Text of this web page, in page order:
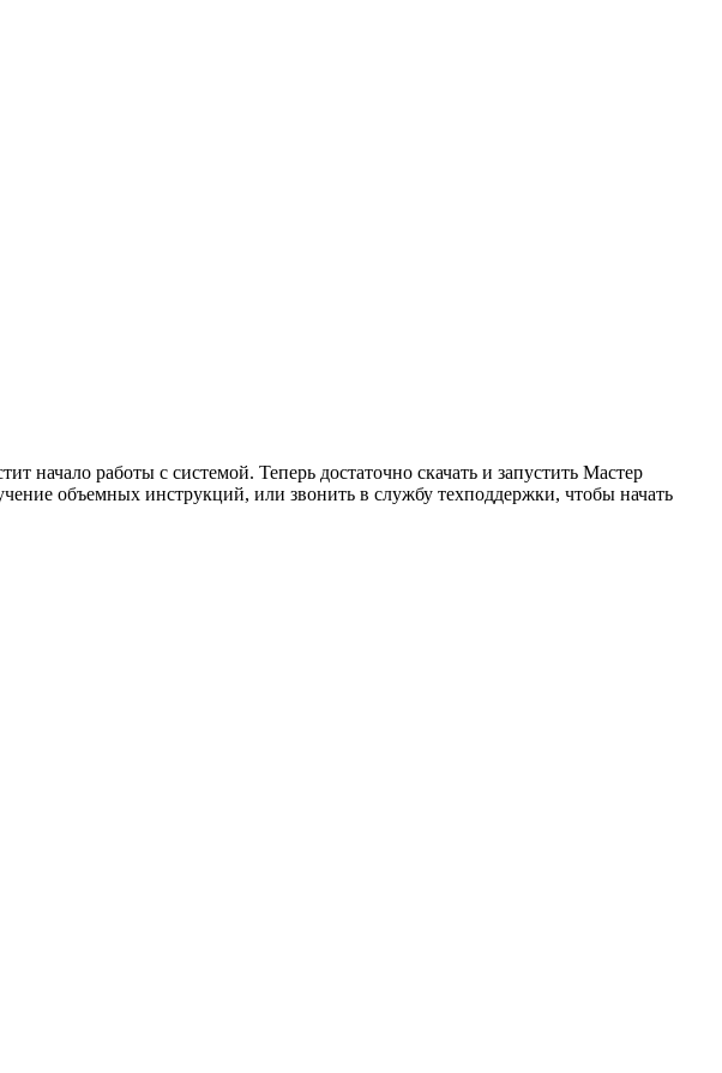
начало работы с системой. Теперь достаточно скачать и запустить Мастер
объемных инструкций, или звонить в службу техподдержки, чтобы начать